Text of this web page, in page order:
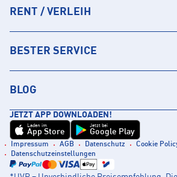
RENT / VERLEIH
BESTER SERVICE
BLOG
JETZT APP DOWNLOADEN!
Laden im
App Store
Jetzt bei
Google Play
Impressum AGB Datenschutz
Cookie
Datenschutzeinstellungen